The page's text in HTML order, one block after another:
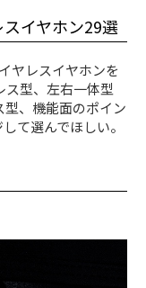
イヤホン29選
ヤレスイヤホンを
型、左右一体型
型、機能面のポイン
て選んでほしい。